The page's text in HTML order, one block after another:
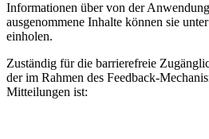
Informationen über von der
ausgenommene Inhalte können sie
einholen.
Zuständig für die barrierefreie
der im Rahmen des Feedback-
Mitteilungen ist: